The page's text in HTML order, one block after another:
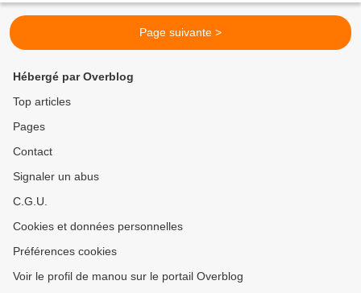
Page suivante >
Hébergé par Overblog
Top articles
Pages
Contact
Signaler un abus
C.G.U.
Cookies et données personnelles
Préférences cookies
Voir le profil de manou sur le portail Overblog